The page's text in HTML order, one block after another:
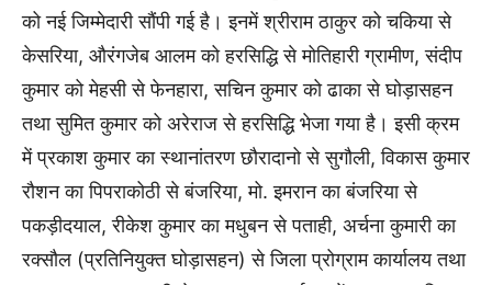
को नई जिम्मेदारी सौंपी गई है। इनमें श्रीराम ठाकुर को चकिया से
केसरिया, औरंगजेब आलम को हरसिद्धि से मोतिहारी ग्रामीण, संदीप
कुमार को मेहसी से फेनहारा, सचिन कुमार को ढाका से घोड़ासहन
तथा सुमित कुमार को अरेराज से हरसिद्धि भेजा गया है। इसी क्रम
में प्रकाश कुमार का स्थानांतरण छौरादानो से सुगौली, विकास कुमार
रौशन का पिपराकोठी से बंजरिया, मो. इमरान का बंजरिया से
पकड़ीदयाल, रीकेश कुमार का मधुबन से पताही, अर्चना कुमारी का
रक्सौल (प्रतिनियुक्त घोड़ासहन) से जिला प्रोग्राम कार्यालय तथा